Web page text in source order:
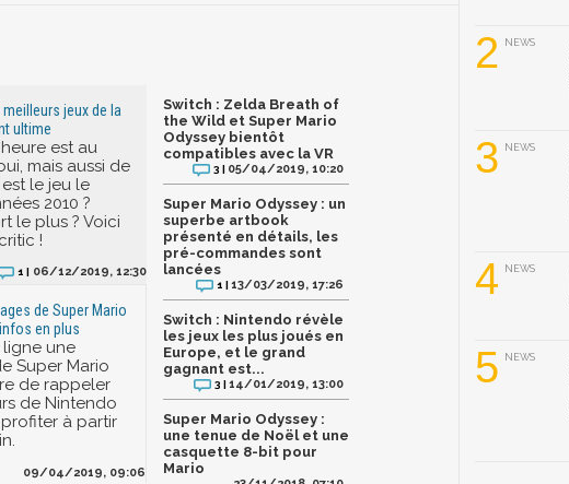
jeux de la
ultime
est au
mais aussi de
le jeu le
2010 ?
le plus ? Voici
!
1 | 06/12/2019, 12:30
de Super Mario
en plus
ligne une
Super Mario
de rappeler
de Nintendo
à partir
09/04/2019, 09:06
Switch : Zelda Breath of
the Wild et Super Mario
Odyssey bientôt
compatibles avec la VR
3 | 05/04/2019, 10:20
Super Mario Odyssey : un
superbe artbook
présenté en détails, les
pré-commandes sont
lancées
1 |13/03/2019, 17:26
Switch : Nintendo révèle
les jeux les plus joués en
Europe, et le grand
gagnant est...
3 |14/01/2019, 13:00
Super Mario Odyssey :
une tenue de Noël et une
casquette 8-bit pour
Mario
2 NEWS
3 NEWS
4 NEWS
5 NEWS